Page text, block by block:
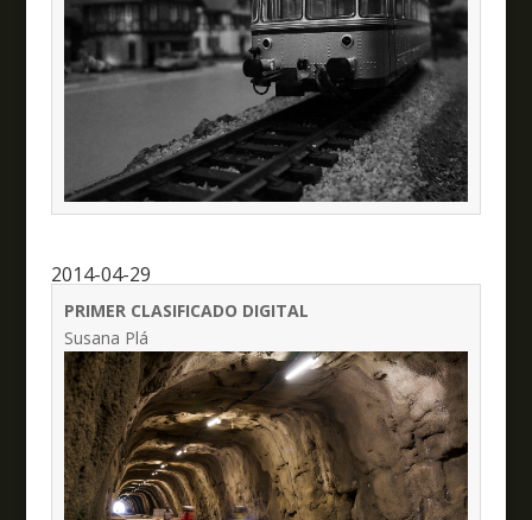
2014-04-29
PRIMER CLASIFICADO DIGITAL
Susana Plá